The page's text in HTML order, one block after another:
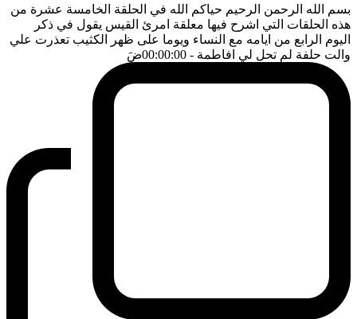
بسم الله الرحمن الرحيم حياكم الله في الحلقة الخامسة عشرة من
هذه الحلقات التي اشرح فيها معلقة امرئ القيس يقول في ذكر
اليوم الرابع من ايامه مع النساء ويوما على ظهر الكثيب تعذرت علي
والت حلفة لم تحل لي افاطمة - 00:00:00 ضَ